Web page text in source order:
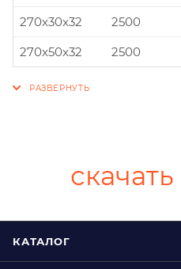
270x30x32
2500
270x50x32
2500
КАТАЛОГ